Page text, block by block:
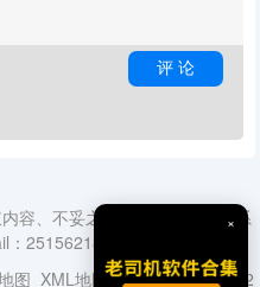
容、不妥之处，请第一时间联系
2515621840@qq.com
图 XML地图 蜀ICP备18014492
×